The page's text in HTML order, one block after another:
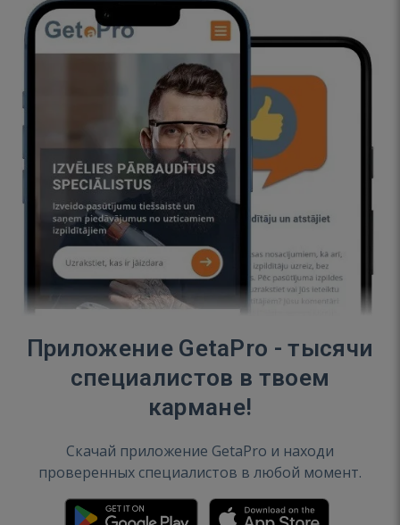
Приложение GetaPro - тысячи
специалистов в твоем
кармане!
Скачай приложение GetaPro и находи
проверенных специалистов в любой момент.